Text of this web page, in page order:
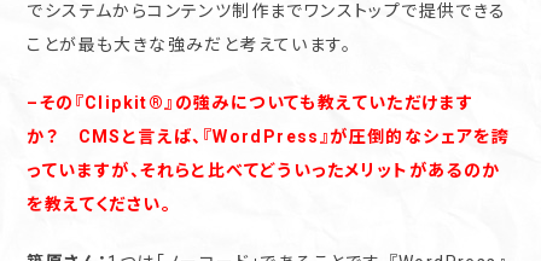
でシステムからコンテンツ制作までワンストップで提供できる
ことが最も大きな強みだと考えています。
–その『Clipkit®︎』の強みについても教えていただけます
か？ CMSと言えば、『WordPress』が圧倒的なシェアを誇
っていますが、それらと比べてどういったメリットがあるのか
を教えてください。